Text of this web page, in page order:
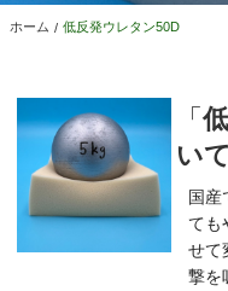
ホーム 低反発ウレタン50D
「
いて
国産
ても
せて
撃を